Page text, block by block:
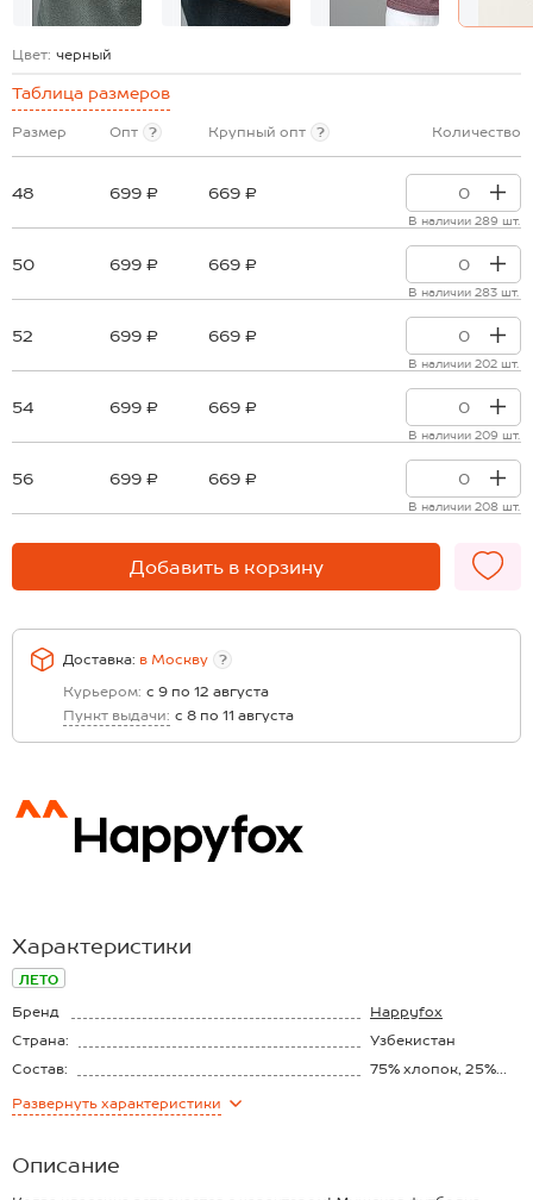
Цвет: черный
Таблица размеров
Размер Опт ? Крупный опт ? Количество
48 699 ₽ 669 ₽
В наличии 289 шт.
50 699 ₽ 669 ₽
В наличии 283 шт.
52 699 ₽ 669 ₽
В наличии 202 шт.
54 699 ₽ 669 ₽
В наличии 209 шт.
56 699 ₽ 669 ₽
В наличии 208 шт.
Добавить в корзину
Доставка: в Москву
?
Курьером: с 9 по 12 августа
Пункт выдачи: с 8 по 11 августа
Характеристики
ЛЕТО
Бренд
Happyfox
Страна:
Узбекистан
Состав:
75% хлопок, 25%
Материал:
Развернуть характеристики
Описание